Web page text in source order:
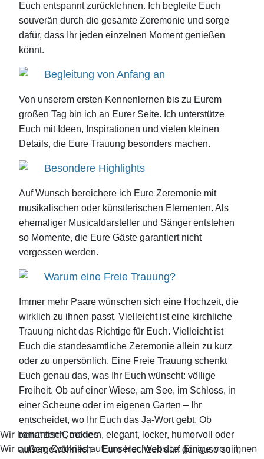
Euch entspannt zurücklehnen. Ich begleite Euch
souverän durch die gesamte Zeremonie und sorge
dafür, dass Ihr jeden einzelnen Moment genießen
könnt.
Begleitung von Anfang an
Von unserem ersten Kennenlernen bis zu Eurem
großen Tag bin ich an Eurer Seite. Ich unterstütze
Euch mit Ideen, Inspirationen und vielen kleinen
Details, die Eure Trauung besonders machen.
Besondere Highlights
Auf Wunsch bereichere ich Eure Zeremonie mit
musikalischen oder künstlerischen Elementen. Als
ehemaliger Musicaldarsteller und Sänger entstehen
so Momente, die Eure Gäste garantiert nicht
vergessen werden.
Warum eine Freie Trauung?
Immer mehr Paare wünschen sich eine Hochzeit, die
wirklich zu ihnen passt. Vielleicht ist eine kirchliche
Trauung nicht das Richtige für Euch. Vielleicht ist
Euch die standesamtliche Zeremonie allein zu kurz
oder zu unpersönlich. Eine Freie Trauung schenkt
Euch genau das, was Ihr Euch wünscht: völlige
Freiheit. Ob auf einer Wiese, am See, im Schloss, in
einer Scheune oder im eigenen Garten – Ihr
entscheidet, wo Ihr Euch das Ja-Wort gebt. Ob
romantisch, modern, elegant, locker, humorvoll oder
außergewöhnlich – Eure Hochzeit darf genauso sein,
Wir benutzen Cookies
Wir nutzen Cookies auf unserer Website. Einige von ihnen